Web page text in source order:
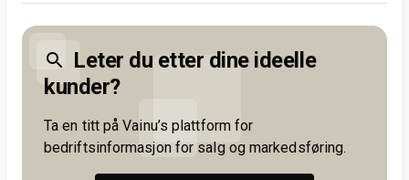
Leter du etter dine ideelle
kunder?
Ta en titt på Vainu’s plattform for
bedriftsinformasjon for salg og markedsføring.